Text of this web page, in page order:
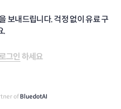
보내드립니다. 걱정 없이 유료 구
.
로그인 하세요
of BluedotAI